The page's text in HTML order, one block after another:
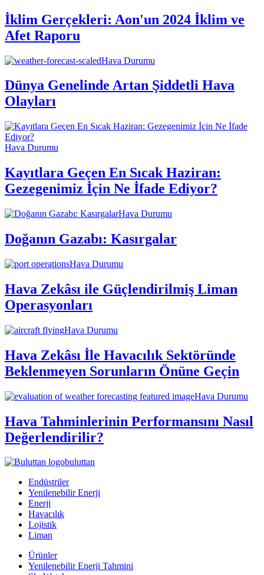
İklim Gerçekleri: Aon'un 2024 İklim ve
Afet Raporu
Hava Durumu
Dünya Genelinde Artan Şiddetli Hava
Olayları
Hava Durumu
Kayıtlara Geçen En Sıcak Haziran:
Gezegenimiz İçin Ne İfade Ediyor?
Hava Durumu
Doğanın Gazabı: Kasırgalar
Hava Durumu
Hava Zekâsı ile Güçlendirilmiş Liman
Operasyonları
Hava Durumu
Hava Zekâsı İle Havacılık Sektöründe
Beklenmeyen Sorunların Önüne Geçin
Hava Durumu
Hava Tahminlerinin Performansını Nasıl
Değerlendirilir?
buluttan
Endüstriler
Yenilenebilir Enerji
Enerji
Havacılık
Lojistik
Liman
Ürünler
Yenilenebilir Enerji Tahmini